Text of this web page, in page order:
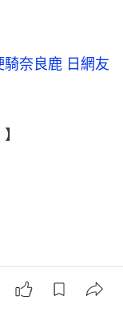
奈良鹿 日網友